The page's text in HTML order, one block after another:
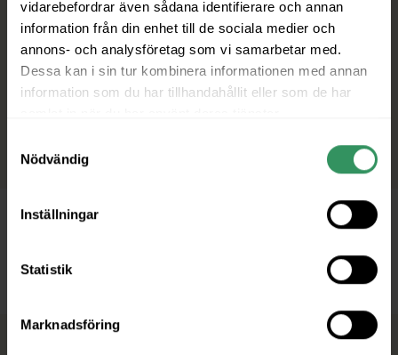
vidarebefordrar även sådana identifierare och annan
information från din enhet till de sociala medier och
annons- och analysföretag som vi samarbetar med.
Dessa kan i sin tur kombinera informationen med annan
information som du har tillhandahållit eller som de har
Nödvändig
Inställningar
Statistik
Marknadsföring